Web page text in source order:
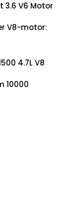
3.6 V6 Motor
V8-motor:
4.7L V8
10000